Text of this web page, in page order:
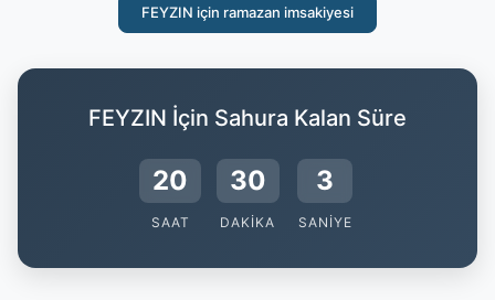
FEYZIN için ramazan imsakiyesi
FEYZIN İçin Sahura Kalan Süre
20
SAAT
30
DAKIKA
3
SANIYE